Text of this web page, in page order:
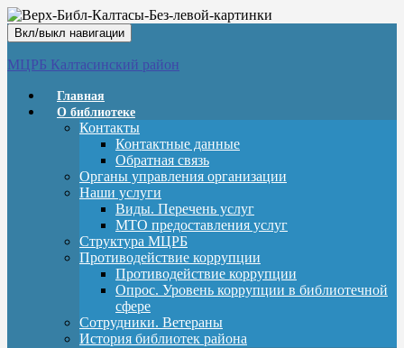
Вкл/выкл навигации
МЦРБ Калтасинский район
Главная
О библиотеке
Контакты
Контактные данные
Обратная связь
Органы управления организации
Наши услуги
Виды. Перечень услуг
МТО предоставления услуг
Структура МЦРБ
Противодействие коррупции
Противодействие коррупции
Опрос. Уровень коррупции в библиотечной
сфере
Сотрудники. Ветераны
История библиотек района